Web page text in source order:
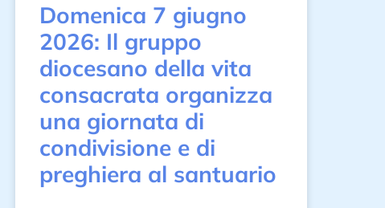
Domenica 7 giugno
2026: Il gruppo
diocesano della vita
consacrata organizza
una giornata di
condivisione e di
preghiera al santuario